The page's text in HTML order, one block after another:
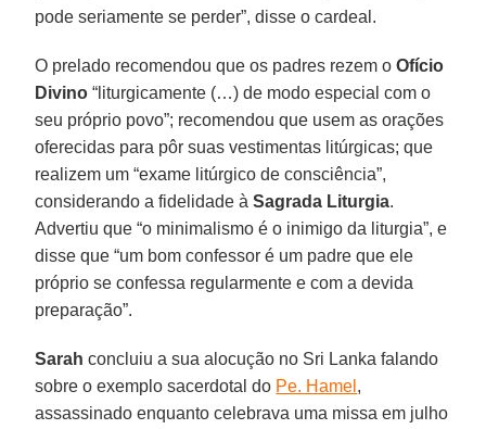
pode seriamente se perder”, disse o cardeal.
O prelado recomendou que os padres rezem oOfício
Divino “liturgicamente (…) de modo especial com o
seu próprio povo”; recomendou que usem as orações
oferecidas para pôr suas vestimentas litúrgicas; que
realizem um “exame litúrgico de consciência”,
considerando a fidelidade àSagrada Liturgia.
Advertiu que “o minimalismo é o inimigo da liturgia”, e
disse que “um bom confessor é um padre que ele
próprio se confessa regularmente e com a devida
preparação”.
Sarah concluiu a sua alocução no Sri Lanka falando
sobre o exemplo sacerdotal do Pe. Hamel ,
assassinado enquanto celebrava uma missa em julho